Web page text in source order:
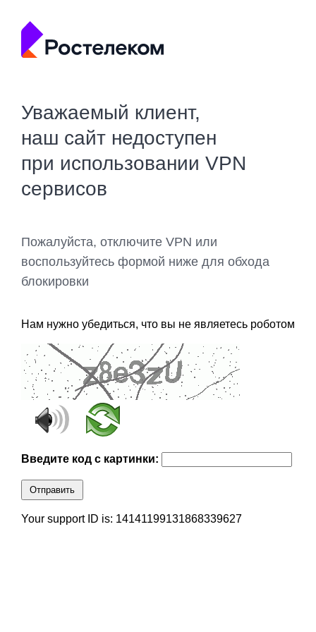
Уважаемый клиент,
наш сайт недоступен
при использовании VPN
сервисов
Пожалуйста, отключите VPN или
воспользуйтесь формой ниже для обхода
блокировки
Нам нужно убедиться, что вы не являетесь роботом
Введите код с картинки:
Отправить
Your support ID is: 14141199131868339627